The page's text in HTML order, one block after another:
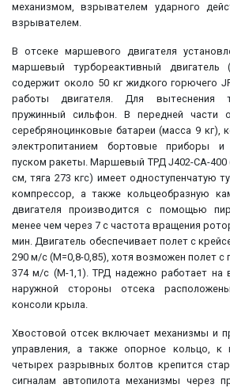
механизмом, взрывателем ударного
взрывателем.
В отсеке маршевого двигателя
маршевый турбореактивный двигатель
содержит около 50 кг жидкого горючего
работы двигателя. Для вытеснения
пружинный сильфон. В передней части
серебряноцинковые батареи (масса 9 кг),
электропитанием бортовые приборы и
пуском ракеты. Маршевый ТРД J402-CA-400
см, тяга 273 кгс) имеет одноступенчатую
компрессор, а также кольцеобразную
двигателя производится с помощью
менее чем через 7 с частота вращения
мин. Двигатель обеспечивает полет с
290 м/с (М=0,8-0,85), хотя возможен полет с
374 м/с (М-1,1). ТРД надежно работает на
наружной стороны отсека
консоли крыла.
Хвостовой отсек включает механизмы и
управления, а также опорное кольцо,
четырех разрывных болтов крепится
сигналам автопилота механизмы через